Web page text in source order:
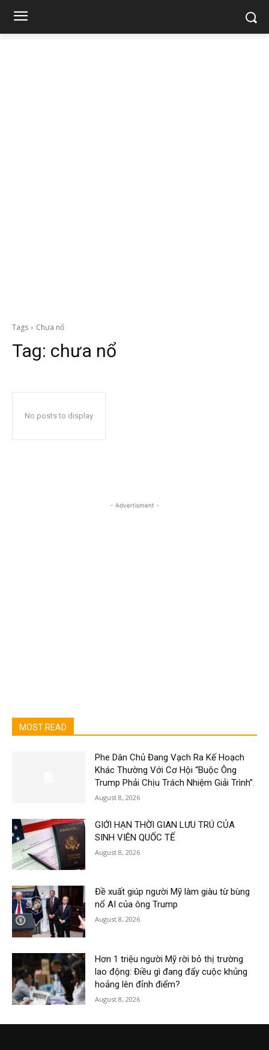
Tags Chưa nổ
Tag: chưa nổ
No posts to display
- Advertisment -
MOST READ
Phe Dân Chủ Đang Vạch Ra Kế Hoạch
Khác Thường Với Cơ Hội “Buộc Ông
Trump Phải Chịu Trách Nhiệm Giải Trình”.
August 8, 2026
GIỚI HẠN THỜI GIAN LƯU TRÚ CỦA
SINH VIÊN QUỐC TẾ
August 8, 2026
Đề xuất giúp người Mỹ làm giàu từ bùng
nổ AI của ông Trump
August 8, 2026
Hơn 1 triệu người Mỹ rời bỏ thị trường
lao động: Điều gì đang đẩy cuộc khủng
hoảng lên đỉnh điểm?
August 8, 2026